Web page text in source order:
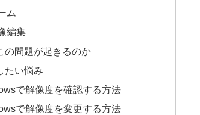
ム
編集
の問題が起きるのか
たい悩み
で解像度を確認する方法
で解像度を変更する方法